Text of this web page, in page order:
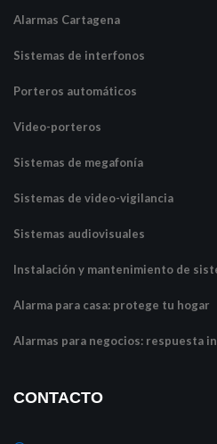
Alarmas Cartagena
Sistemas de interfonos
Porteros automáticos
Video-porteros
Sistemas de megafonía
Sistemas de video-vigilancia
Sistemas audiovisuales
Instalación y mantenimiento de
Alarma para casa: protege tu hogar
Alarmas para negocios: respuesta
CONTACTO